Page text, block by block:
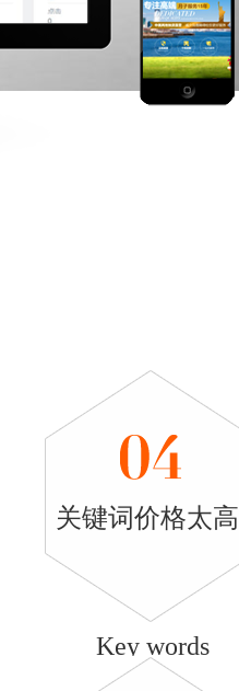
关键词价格太高
Key words
price is too high